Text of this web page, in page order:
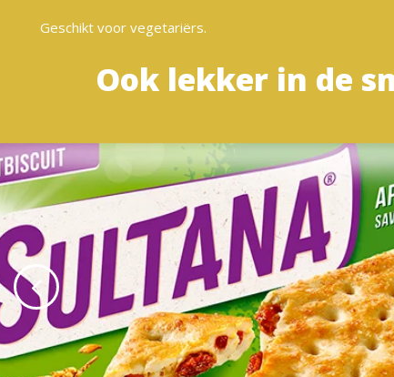
Geschikt voor vegetariërs.
Ook lekker in de